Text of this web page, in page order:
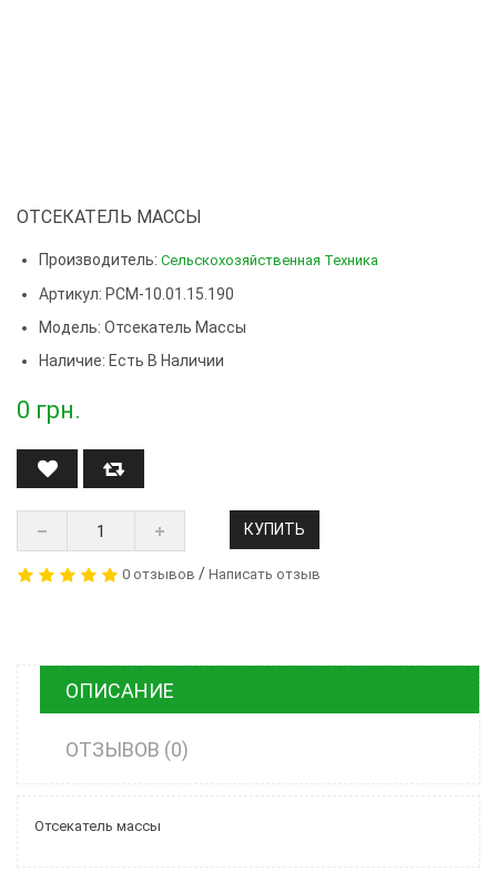
ОТСЕКАТЕЛЬ МАССЫ
Производитель: Сельскохозяйственная Техника
Артикул: РСМ-10.01.15.190
Модель: Отсекатель Массы
Наличие: Есть В Наличии
0 грн.
КУПИТЬ
0 отзывов / Написать отзыв
ОПИСАНИЕ
ОТЗЫВОВ (0)
Отсекатель массы